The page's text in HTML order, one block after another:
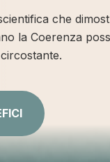
che
la Coerenza